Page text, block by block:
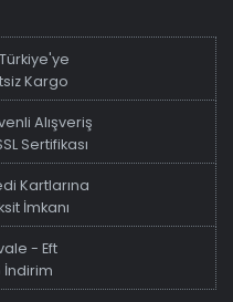
Kargo
Alışveriş
Sertifikası
Kartlarına
İmkanı
- Eft
İndirim